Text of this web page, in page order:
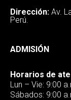
Dirección: Av.
Perú.
ADMISIÓN
Horarios de
Lun – Vie: 9:00
Sábados: 9:00